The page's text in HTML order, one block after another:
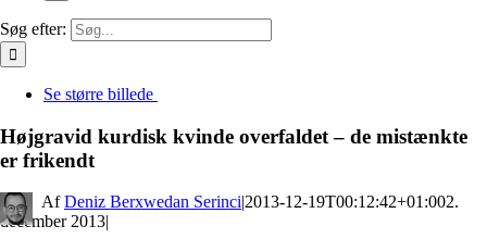
Søg efter:
Se større billede
Højgravid kurdisk kvinde overfaldet – de mistænkte
er frikendt
By Deniz Berxwedan Serinci|2013-12-19T00:12:42+01:002.
december 2013|